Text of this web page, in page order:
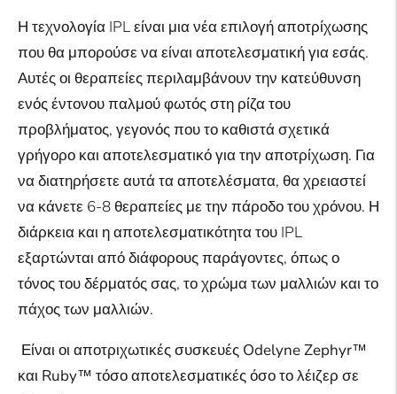
Η τεχνολογία IPL είναι μια νέα επιλογή αποτρίχωσης
που θα μπορούσε να είναι αποτελεσματική για εσάς.
Αυτές οι θεραπείες περιλαμβάνουν την κατεύθυνση
ενός έντονου παλμού φωτός στη ρίζα του
προβλήματος, γεγονός που το καθιστά σχετικά
γρήγορο και αποτελεσματικό για την αποτρίχωση. Για
να διατηρήσετε αυτά τα αποτελέσματα, θα χρειαστεί
να κάνετε 6-8 θεραπείες με την πάροδο του χρόνου. Η
διάρκεια και η αποτελεσματικότητα του IPL
εξαρτώνται από διάφορους παράγοντες, όπως ο
τόνος του δέρματός σας, το χρώμα των μαλλιών και το
πάχος των μαλλιών.
Είναι οι αποτριχωτικές συσκευές Odelyne Zephyr™
και Ruby™ τόσο αποτελεσματικές όσο το λέιζερ σε